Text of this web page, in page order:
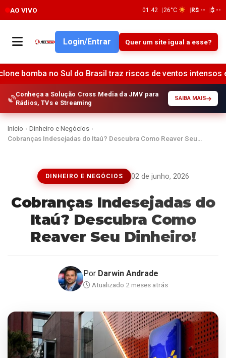
AO VIVO 01:42 26°C R$ -- $ --
Login/Entrar Quer um site igual a esse?
Sul do Brasil traz riscos de ventos intensos e tempestades
Conheça a Solução Cross Media da JMV para
Rádios, TVs e Streaming
SAIBA MAIS
Início › Dinheiro e Negócios ›
Cobranças Indesejadas do Itaú? Descubra Como Reaver Seu…
DINHEIRO E NEGÓCIOS 02 de junho, 2026
Cobranças Indesejadas do
Itaú? Descubra Como
Reaver Seu Dinheiro!
Por Darwin Andrade
Atualizado 2 meses atrás